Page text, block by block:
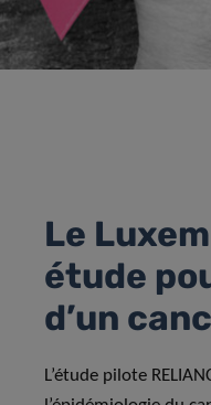
Le
étude
d’un
L’étude pilote